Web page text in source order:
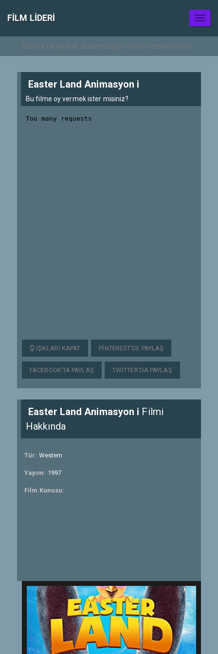
FILM LIDERI
Easter Land Animasyon i
Bu filme oy vermek ister misiniz?
IŞIKLARI KAPAT PINTEREST'DE PAYLAŞ
FACEBOOK'TA PAYLAŞ TWITTER'DA PAYLAŞ
Easter Land Animasyon i Filmi
Hakkında
Tür: Western
Yapım: 1997
Film Konusu: